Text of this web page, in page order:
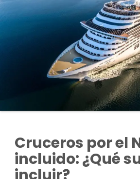
Cruceros por el
incluido: ¿Qué